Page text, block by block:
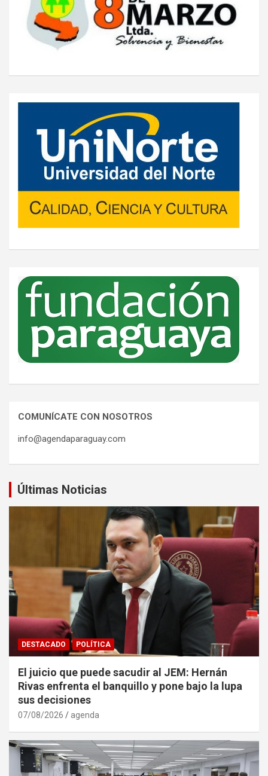
COMUNÍCATE CON NOSOTROS
info@agendaparaguay.com
Últimas Noticias
DESTACADO POLÍTICA
El juicio que puede sacudir al JEM: Hernán
Rivas enfrenta el banquillo y pone bajo la lupa
sus decisiones
07/08/2026 agenda